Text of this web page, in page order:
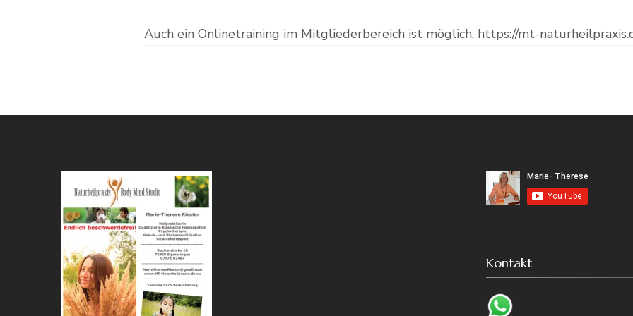
Auch ein Onlinetraining im Mitgliederbereich ist möglich. https://mt-
Kontakt